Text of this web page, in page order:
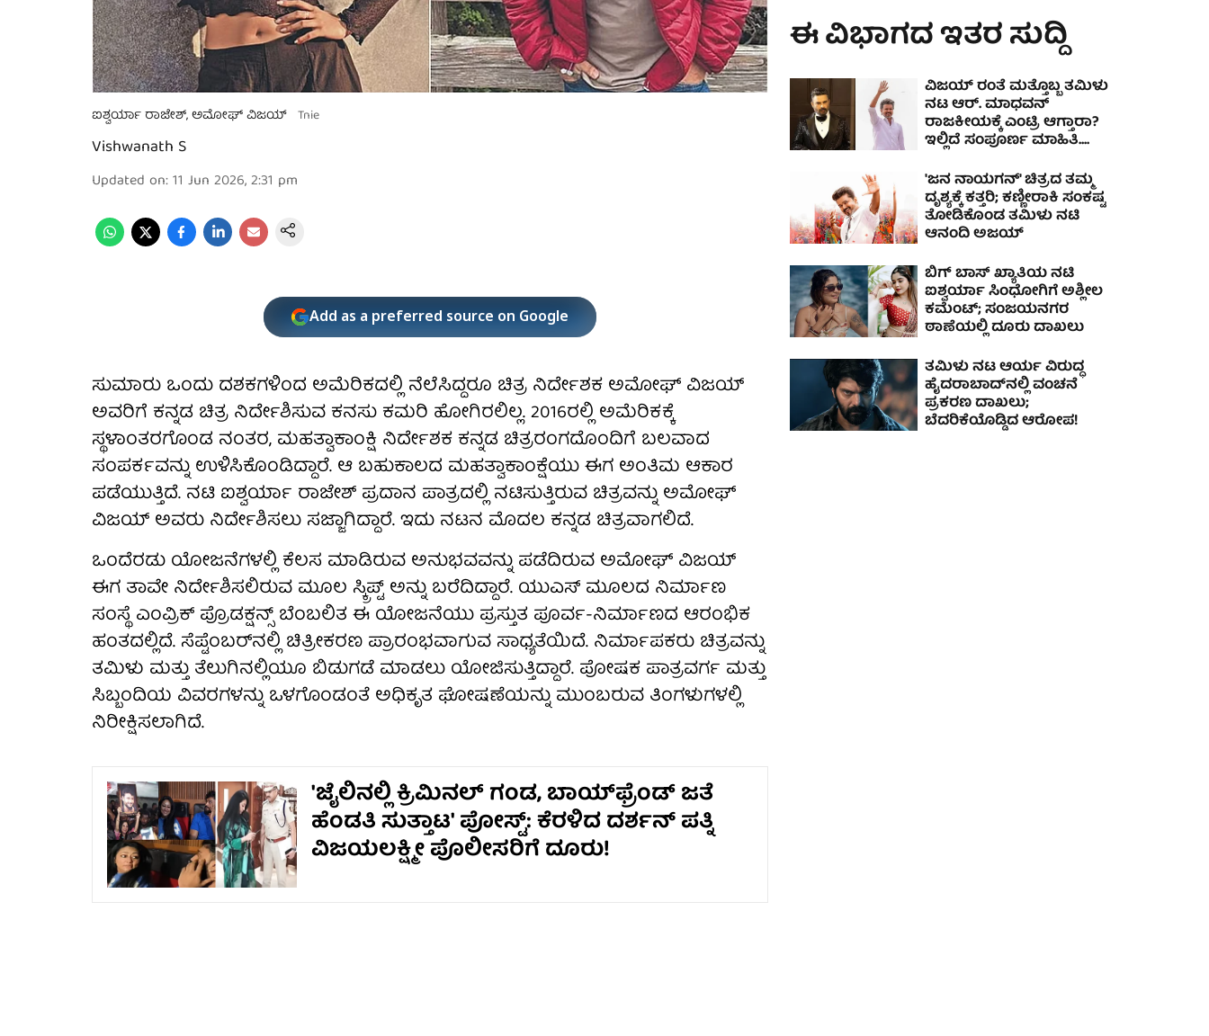
ಐಶ್ವರ್ಯಾ ರಾಜೇಶ್, ಅಮೋಘ್ ವಿಜಯ್ Tnie
Vishwanath S
Updated on:11 Jun 2026, 2:31 pm
Add as a preferred source on Google
ಸುಮಾರು ಒಂದು ದಶಕಗಳಿಂದ ಅಮೆರಿಕದಲ್ಲಿ ನೆಲೆಸಿದ್ದರೂ ಚಿತ್ರ ನಿರ್ದೇಶಕ ಅಮೋಘ್ ವಿಜಯ್
ಅವರಿಗೆ ಕನ್ನಡ ಚಿತ್ರ ನಿರ್ದೇಶಿಸುವ ಕನಸು ಕಮರಿ ಹೋಗಿರಲಿಲ್ಲ. 2016ರಲ್ಲಿ ಅಮೆರಿಕಕ್ಕೆ
ಸ್ಥಳಾಂತರಗೊಂಡ ನಂತರ, ಮಹತ್ವಾಕಾಂಕ್ಷಿ ನಿರ್ದೇಶಕ ಕನ್ನಡ ಚಿತ್ರರಂಗದೊಂದಿಗೆ ಬಲವಾದ
ಸಂಪರ್ಕವನ್ನು ಉಳಿಸಿಕೊಂಡಿದ್ದಾರೆ. ಆ ಬಹುಕಾಲದ ಮಹತ್ವಾಕಾಂಕ್ಷೆಯು ಈಗ ಅಂತಿಮ ಆಕಾರ
ಪಡೆಯುತ್ತಿದೆ. ನಟಿ ಐಶ್ವರ್ಯಾ ರಾಜೇಶ್ ಪ್ರದಾನ ಪಾತ್ರದಲ್ಲಿ ನಟಿಸುತ್ತಿರುವ ಚಿತ್ರವನ್ನು ಅಮೋಘ್
ವಿಜಯ್ ಅವರು ನಿರ್ದೇಶಿಸಲು ಸಜ್ಜಾಗಿದ್ದಾರೆ. ಇದು ನಟನ ಮೊದಲ ಕನ್ನಡ ಚಿತ್ರವಾಗಲಿದೆ.
ಒಂದೆರಡು ಯೋಜನೆಗಳಲ್ಲಿ ಕೆಲಸ ಮಾಡಿರುವ ಅನುಭವವನ್ನು ಪಡೆದಿರುವ ಅಮೋಘ್ ವಿಜಯ್
ಈಗ ತಾವೇ ನಿರ್ದೇಶಿಸಲಿರುವ ಮೂಲ ಸ್ಕ್ರಿಪ್ಟ್ ಅನ್ನು ಬರೆದಿದ್ದಾರೆ. ಯುಎಸ್ ಮೂಲದ ನಿರ್ಮಾಣ
ಸಂಸ್ಥೆ ಎಂವ್ರಿಕ್ ಪ್ರೊಡಕ್ಷನ್ಸ್ ಬೆಂಬಲಿತ ಈ ಯೋಜನೆಯು ಪ್ರಸ್ತುತ ಪೂರ್ವ-ನಿರ್ಮಾಣದ ಆರಂಭಿಕ
ಹಂತದಲ್ಲಿದೆ. ಸೆಪ್ಟೆಂಬರ್‌ನಲ್ಲಿ ಚಿತ್ರೀಕರಣ ಪ್ರಾರಂಭವಾಗುವ ಸಾಧ್ಯತೆಯಿದೆ. ನಿರ್ಮಾಪಕರು ಚಿತ್ರವನ್ನು
ತಮಿಳು ಮತ್ತು ತೆಲುಗಿನಲ್ಲಿಯೂ ಬಿಡುಗಡೆ ಮಾಡಲು ಯೋಜಿಸುತ್ತಿದ್ದಾರೆ. ಪೋಷಕ ಪಾತ್ರವರ್ಗ ಮತ್ತು
ಸಿಬ್ಬಂದಿಯ ವಿವರಗಳನ್ನು ಒಳಗೊಂಡಂತೆ ಅಧಿಕೃತ ಘೋಷಣೆಯನ್ನು ಮುಂಬರುವ ತಿಂಗಳುಗಳಲ್ಲಿ
ನಿರೀಕ್ಷಿಸಲಾಗಿದೆ.
'ಜೈಲಿನಲ್ಲಿ ಕ್ರಿಮಿನಲ್ ಗಂಡ, ಬಾಯ್‌ಫ್ರೆಂಡ್ ಜತೆ
ಹೆಂಡತಿ ಸುತ್ತಾಟ' ಪೋಸ್ಟ್: ಕೆರಳಿದ ದರ್ಶನ್ ಪತ್ನಿ
ವಿಜಯಲಕ್ಷ್ಮೀ ಪೊಲೀಸರಿಗೆ ದೂರು!
ಈ ವಿಭಾಗದ ಇತರ ಸುದ್ದಿ
ವಿಜಯ್ ರಂತೆ ಮತ್ತೊಬ್ಬ ತಮಿಳು
ನಟ ಆರ್. ಮಾಧವನ್
ರಾಜಕೀಯಕ್ಕೆ ಎಂಟ್ರಿ ಆಗ್ತಾರಾ?
ಇಲ್ಲಿದೆ ಸಂಪೂರ್ಣ ಮಾಹಿತಿ....
'ಜನ ನಾಯಗನ್' ಚಿತ್ರದ ತಮ್ಮ
ದೃಶ್ಯಕ್ಕೆ ಕತ್ತರಿ; ಕಣ್ಣೀರಾಕಿ ಸಂಕಷ್ಟ
ತೋಡಿಕೊಂಡ ತಮಿಳು ನಟಿ
ಆನಂದಿ ಅಜಯ್
ಬಿಗ್ ಬಾಸ್ ಖ್ಯಾತಿಯ ನಟಿ
ಐಶ್ವರ್ಯಾ ಸಿಂಧೋಗಿಗೆ ಅಶ್ಲೀಲ
ಕಮೆಂಟ್; ಸಂಜಯನಗರ
ಠಾಣೆಯಲ್ಲಿ ದೂರು ದಾಖಲು
ತಮಿಳು ನಟ ಆರ್ಯ ವಿರುದ್ಧ
ಹೈದರಾಬಾದ್‌ನಲ್ಲಿ ವಂಚನೆ
ಪ್ರಕರಣ ದಾಖಲು;
ಬೆದರಿಕೆಯೊಡ್ಡಿದ ಆರೋಪ!